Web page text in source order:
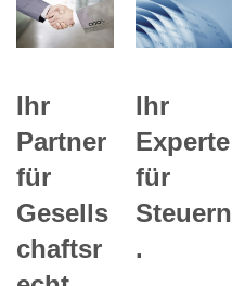
Ihr
Partner
für
Gesells
chaftsr
Ihr
Experte
für
Steuern
.